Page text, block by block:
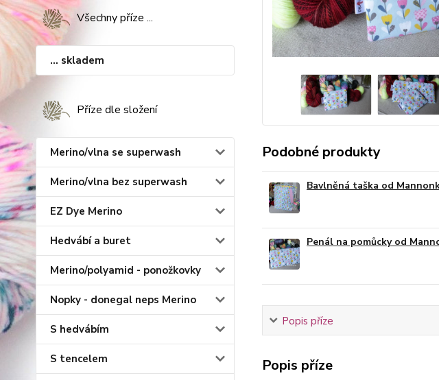
Všechny příze ...
... skladem
Příze dle složení
Merino/vlna se superwash
Merino/vlna bez superwash
EZ Dye Merino
Hedvábí a buret
Merino/polyamid - ponožkovky
Nopky - donegal neps Merino
S hedvábím
S tencelem
Podobné produkty
Bavlněná taška od
Penál na pomůcky od
Popis příze
Popis příze